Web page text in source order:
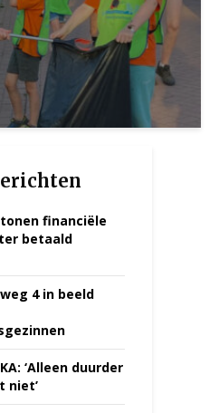
financiële
betaald
4 in beeld
‘Alleen duurder
niet’